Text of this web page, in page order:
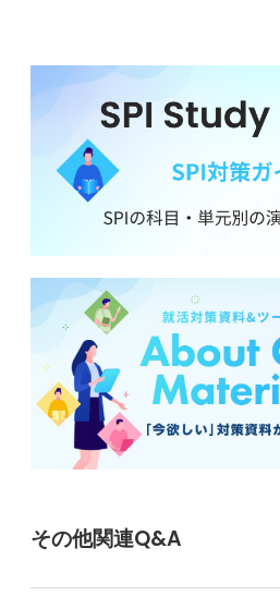
その他関連Q&A